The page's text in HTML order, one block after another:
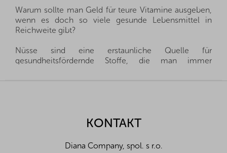
Warum sollte man Geld für teure Vitamine ausgeben,
wenn es doch so viele gesunde Lebensmittel in
Reichweite gibt?
Nüsse sind eine erstaunliche Quelle für
gesundheitsfördernde Stoffe, die man immer
hervorragend. Sie sind ein gesunder und schneller
Wir importieren alle unsere Nüsse direkt aus den
und des fairen Umgangs mit unseren Lieferanten sind
KONTAKT
Diana Company, spol. s r.o.